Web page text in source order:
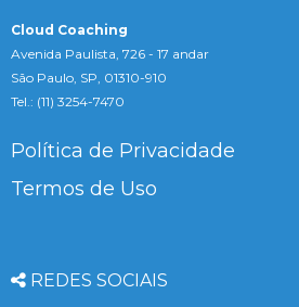
Cloud Coaching
Avenida Paulista, 726 - 17 andar
São Paulo, SP, 01310-910
Tel.: (11) 3254-7470
Política de Privacidade
Termos de Uso
REDES SOCIAIS